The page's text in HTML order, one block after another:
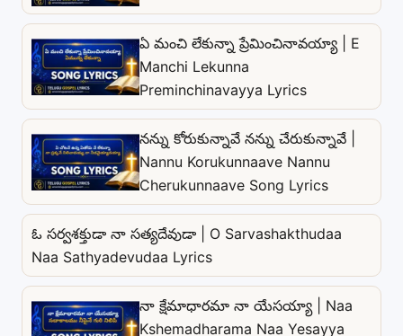
ఏ మంచి లేకున్నా ప్రేమించినావయ్యా | E
Manchi Lekunna
Preminchinavayya Lyrics
నన్ను కోరుకున్నావే నన్ను చేరుకున్నావే |
Nannu Korukunnaave Nannu
Cherukunnaave Song Lyrics
ఓ సర్వశక్తుడా నా సత్యదేవుడా | O Sarvashakthudaa
Naa Sathyadevudaa Lyrics
నా క్షేమాధారమా నా యేసయ్యా | Naa
Kshemadharama Naa Yesayya